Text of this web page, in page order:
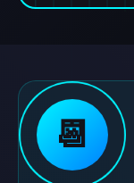
📆